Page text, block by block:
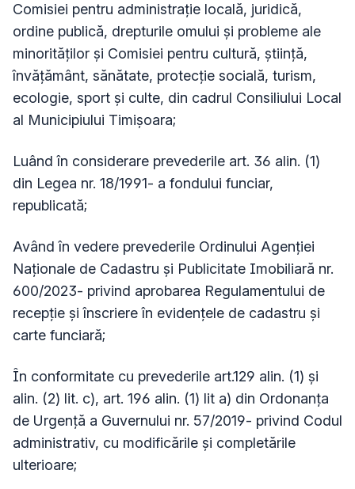
Comisiei pentru administraţie locală, juridică,
ordine publică, drepturile omului şi probleme ale
minorităţilor și Comisiei pentru cultură, ştiinţă,
învăţământ, sănătate, protecţie socială, turism,
ecologie, sport şi culte, din cadrul Consiliului Local
al Municipiului Timişoara;
Luând în considerare prevederile art. 36 alin. (1)
din Legea nr. 18/1991- a fondului funciar,
republicată;
Având în vedere prevederile Ordinului Agenției
Naționale de Cadastru și Publicitate Imobiliară nr.
600/2023- privind aprobarea Regulamentului de
recepție și înscriere în evidențele de cadastru și
carte funciară;
În conformitate cu prevederile art.129 alin. (1) și
alin. (2) lit. c), art. 196 alin. (1) lit a) din Ordonanţa
de Urgenţă a Guvernului nr. 57/2019- privind Codul
administrativ, cu modificările și completările
ulterioare;